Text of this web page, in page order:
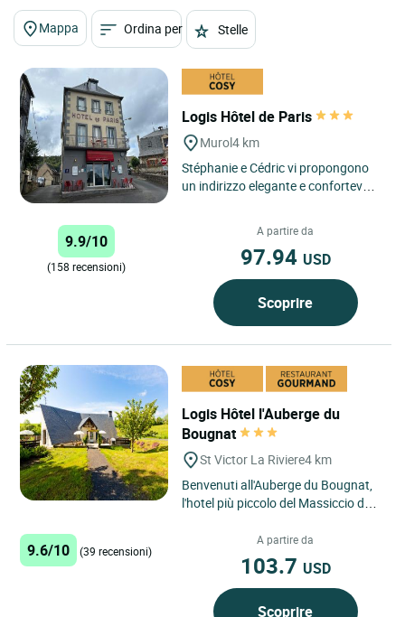
Mappa Ordina per Stelle
Logis Hôtel de Paris
Murol4 km
Stéphanie e Cédric vi propongono
un indirizzo elegante e confortevole,
9.9/10
(158 recensioni)
A partire da
97.94 USD
Scoprire
Logis Hôtel l'Auberge du
Bougnat
St Victor La Riviere4 km
Benvenuti all'Auberge du Bougnat,
l'hotel più piccolo del Massiccio del
situato a 5 minuti...
9.6/10 (39 recensioni)
A partire da
103.7 USD
Scoprire